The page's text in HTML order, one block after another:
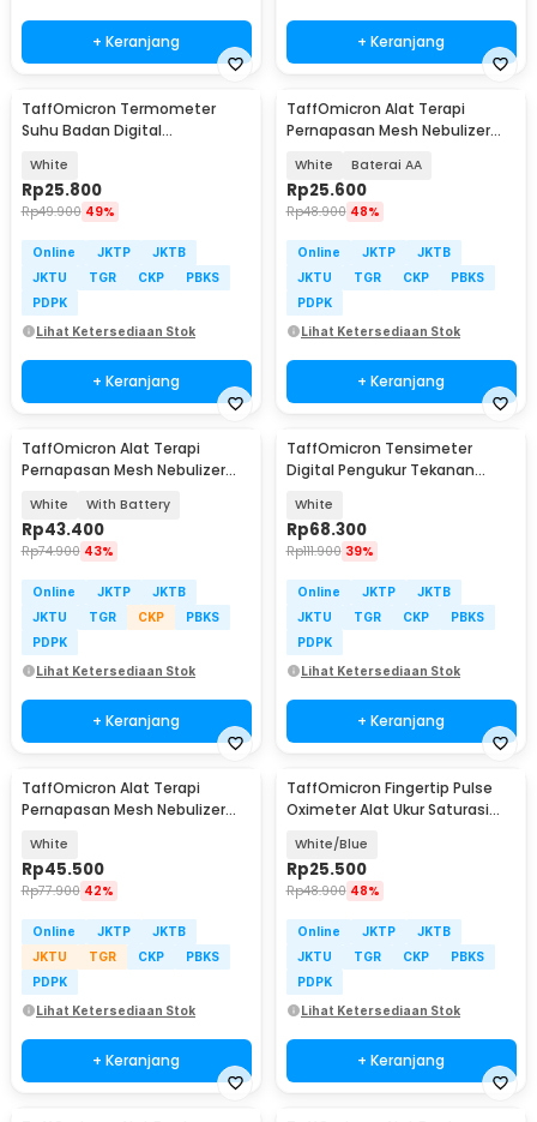
+ Keranjang + Keranjang
TaffOmicron Termometer
Suhu Badan Digital
- IR-FM01
White
Rp25.800
Rp49.900 49%
Online JKTP
JKTB
JKTU
TGR CKP
PBKS
PDPK
Lihat Ketersediaan Stok
+ Keranjang
TaffOmicron Alat Terapi
Pernapasan Mesh Nebulizer
White Baterai AA
Rp25.600
Rp48.900 48%
Online JKTP
JKTB
JKTU
TGR CKP
PBKS
PDPK
Lihat Ketersediaan Stok
+ Keranjang
TaffOmicron Alat Terapi
Pernapasan Mesh Nebulizer
White With Battery
Rp43.400
Rp74.900 43%
Online JKTP
JKTB
JKTU
TGR CKP
PBKS
PDPK
Lihat Ketersediaan Stok
+ Keranjang
TaffOmicron Tensimeter
Digital Pengukur Tekanan
3205
White
Rp68.300
Rp111.900 39%
Online JKTP
JKTB
JKTU
TGR CKP
PBKS
PDPK
Lihat Ketersediaan Stok
+ Keranjang
TaffOmicron Alat Terapi
Pernapasan Mesh Nebulizer
White
Rp45.500
Rp77.900 42%
Online JKTP
JKTB
JKTU
TGR CKP
PBKS
PDPK
Lihat Ketersediaan Stok
+ Keranjang
TaffOmicron Fingertip Pulse
Oximeter Alat Ukur Saturasi
White/Blue
Rp25.500
Rp48.900 48%
Online JKTP
JKTB
JKTU
TGR CKP
PBKS
PDPK
Lihat Ketersediaan Stok
+ Keranjang